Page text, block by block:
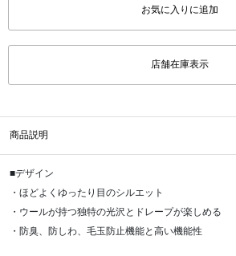
お気に入りに追加
店舗在庫表示
商品説明
■デザイン
・ほどよくゆったり目のシルエット
・ウールが持つ独特の光沢とドレープが楽しめる
・防臭、防しわ、毛玉防止機能と高い機能性